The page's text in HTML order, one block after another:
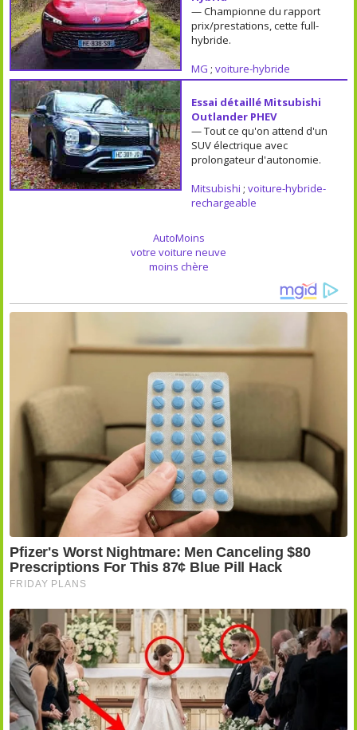
— Championne du rapport
prix/prestations, cette full-
hybride.
MG ; voiture-hybride
Essai détaillé Mitsubishi
Outlander PHEV
— Tout ce qu'on attend d'un
SUV électrique avec
prolongateur d'autonomie.
Mitsubishi ; voiture-hybride-
rechargeable
AutoMoins
votre voiture neuve
moins chère